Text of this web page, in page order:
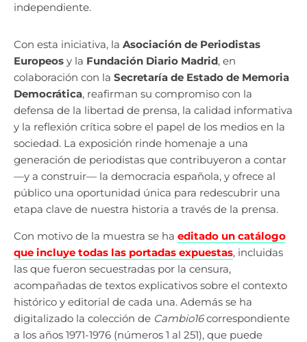
independiente.
Con esta iniciativa, la Asociación de Periodistas
Europeos y la Fundación Diario Madrid, en
colaboración con la Secretaría de Estado de Memoria
Democrática, reafirman su compromiso con la
defensa de la libertad de prensa, la calidad informativa
y la reflexión crítica sobre el papel de los medios en la
sociedad. La exposición rinde homenaje a una
generación de periodistas que contribuyeron a contar
—y a construir— la democracia española, y ofrece al
público una oportunidad única para redescubrir una
etapa clave de nuestra historia a través de la prensa.
Con motivo de la muestra se ha editado un catálogo
que incluye todas las portadas expuestas, incluidas
las que fueron secuestradas por la censura,
acompañadas de textos explicativos sobre el contexto
histórico y editorial de cada una. Además se ha
digitalizado la colección de Cambio16correspondiente
a los años 1971-1976 (números 1 al 251), que puede